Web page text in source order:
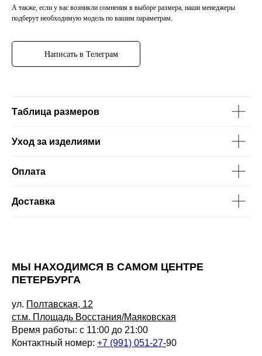
А также, если у вас возникли сомнения в выборе размера, наши менеджеры
подберут необходимую модель по вашим параметрам.
Написать в Телеграм
Таблица размеров
Уход за изделиями
Оплата
Доставка
МЫ НАХОДИМСЯ В САМОМ ЦЕНТРЕ
ПЕТЕРБУРГА
ул. Полтавская, 12
ст.м. Площадь Восстания/Маяковская
Время работы: с 11:00 до 21:00
Контактный номер: +7 (991) 051-27-90